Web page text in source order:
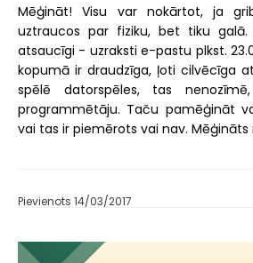
Mēģināt! Visu var nokārtot, ja
uztraucos par fiziku, bet tiku galā.
atsaucīgi - uzraksti e-pastu plkst.
kopumā ir draudzīga, ļoti cilvēcīga
spēlē datorspēles, tas
programmētāju. Taču pamēģināt
vai tas ir piemērots vai nav. Mēģināts
Pievienots 14/03/2017